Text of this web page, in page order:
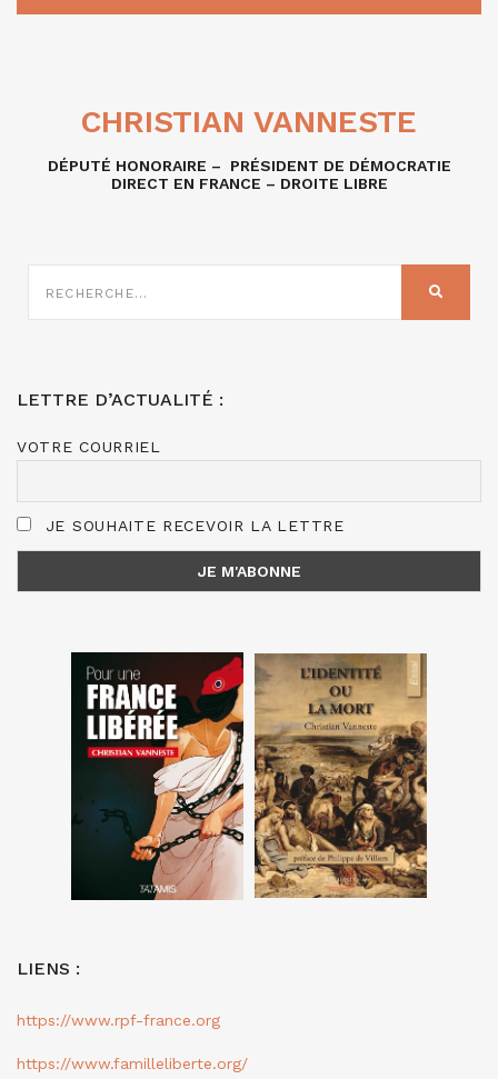
CHRISTIAN VANNESTE
DÉPUTÉ HONORAIRE – PRÉSIDENT DE DÉMOCRATIE
DIRECT EN FRANCE – DROITE LIBRE
SUR
LETTRE D’ACTUALITÉ :
VOTRE COURRIEL
JE SOUHAITE RECEVOIR LA LETTRE
LIENS :
https://www.rpf-france.org
https://www.familleliberte.org/